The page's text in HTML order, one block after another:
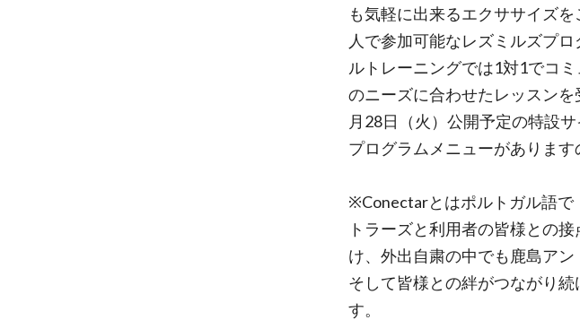
も気軽に出来るエクササイズ
人で参加可能なレズミルズプ
ルトレーニングでは1対1でコ
のニーズに合わせたレッスン
月28日（火）公開予定の特設
プログラムメニューがあります
※Conectarとはポルトガル語で
トラーズと利用者の皆様との
け、外出自粛の中でも鹿島アン
そして皆様との絆がつながり
す。